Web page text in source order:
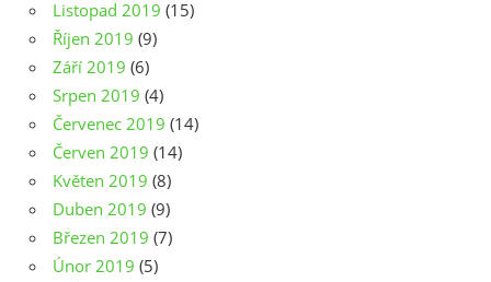
Listopad 2019 (15)
Říjen 2019 (9)
Září 2019 (6)
Srpen 2019 (4)
Červenec 2019 (14)
Červen 2019 (14)
Květen 2019 (8)
Duben 2019 (9)
Březen 2019 (7)
Únor 2019 (5)